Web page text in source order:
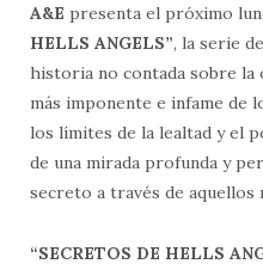
A&E presenta el próximo
HELLS ANGELS”, la serie
historia no contada sobre la
más imponente e infame de
los límites de la lealtad y el
de una mirada profunda y
secreto a través de aquellos
“SECRETOS DE HELLS